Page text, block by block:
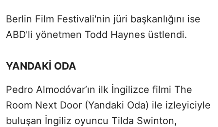
Berlin Film Festivali'nin jüri başkanlığını ise
ABD'li yönetmen Todd Haynes üstlendi.
YANDAKİ ODA
Pedro Almodóvar’ın ilk İngilizce filmi The
Room Next Door (Yandaki Oda) ile izleyiciyle
buluşan İngiliz oyuncu Tilda Swinton,